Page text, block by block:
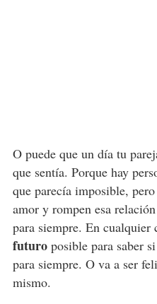
O puede que un día tu
que sentía. Porque hay
que parecía imposible,
amor y rompen esa
para siempre. En cualquier
futuroposible para saber
para siempre. O va a ser
mismo.